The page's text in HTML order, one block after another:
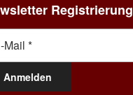
Registrierung